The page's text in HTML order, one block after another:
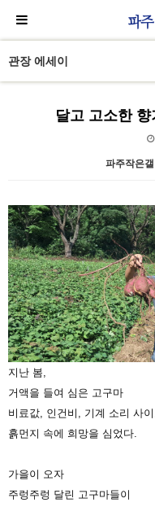
관장 에세이
달고 고소한
파주작은갤
본문
지난 봄,
거액을 들여 심은 고구마
비료값, 인건비, 기계 소리 사이
흙먼지 속에 희망을 심었다.
가을이 오자
주렁주렁 달린 고구마들이